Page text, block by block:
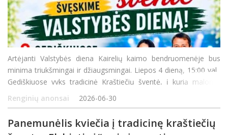
Artėjanti Valstybės diena Kairelių kaimo bendruomenėje bus
minima triukšmingai ir džiaugsmingai. Liepos 4 dieną, 15:00 val.,
Gediškiuose vyks tradicinė Kraštiečių šventė, į kurią maloniai
kviečiami visi miestelėnai bei svečiai. Organizatoriai paruošė
turiningą ir
Renginių anonsai 2026-06-30
Panemunėlis kviečia į tradicinę kraštiečių